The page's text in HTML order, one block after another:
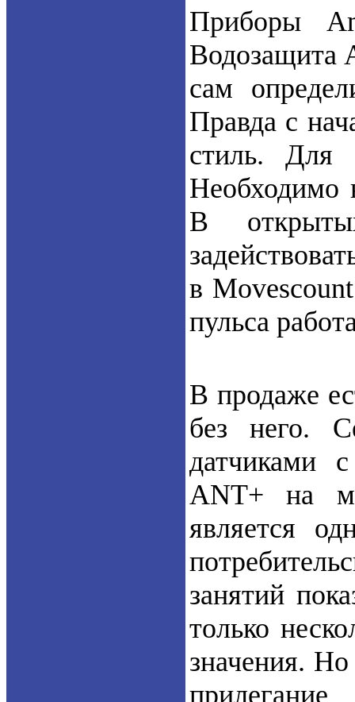
Приборы
Водозащита
сам
Правда с
стиль. Для
Необходимо
В
в
пульса
В продаже
без него.
датчиками
ANT+ на
является
занятий
только
значения.